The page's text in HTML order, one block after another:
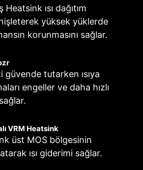
ısı dağıtım
yüksek yüklerde
korunmasını sağlar.
güvende tutarken ısıya
engeller ve daha hızlı
VRM Heatsink
üst MOS bölgesinin
ısı giderimi sağlar.
durumları için 5 adede kadar
profil depolayın.
Akıllı Fan
ısı eğrisini ayarlama olanağı
Manuel Fan
Center Modu
senaryosunda belirtilen
göre ayarlar.